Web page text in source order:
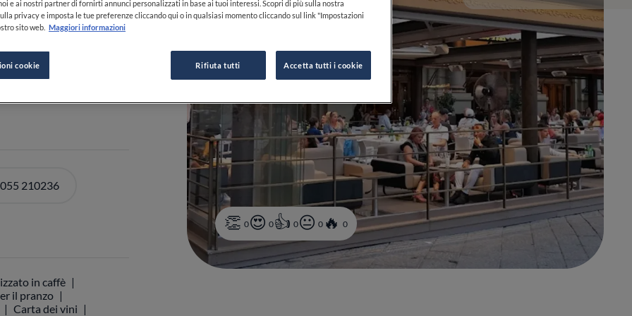
0 0 0 0 0
210236
in caffè
il pranzo
Carta dei vini
e ai nostri partner di fornirti annunci personalizzati in base ai tuoi interessi. Scopri di più sulla nostra
privacy e imposta le tue preferenze cliccando qui o in qualsiasi momento cliccando sul link "Impostazioni
sito web. Maggiori informazioni
cookie Rifiuta tutti Accetta tutti i cookie